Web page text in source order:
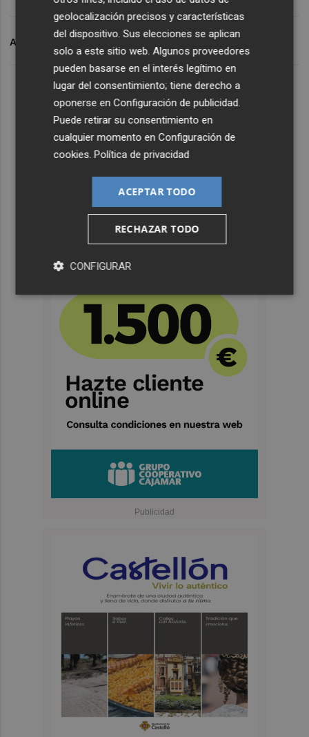
ARCHIVADO EN
geolocalización precisos y características
del dispositivo. Sus elecciones se aplican
solo a este sitio web. Algunos proveedores
pueden basarse en el interés legítimo en
lugar del consentimiento; tiene derecho a
oponerse enConfiguración de publicidad.
Puede retirar su consentimiento en
cualquier momento enConfiguración de
cookies.Política de privacidad
ACEPTAR TODO
RECHAZAR TODO
CONFIGURAR